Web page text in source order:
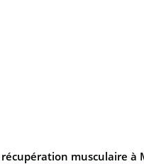
récupération musculaire à